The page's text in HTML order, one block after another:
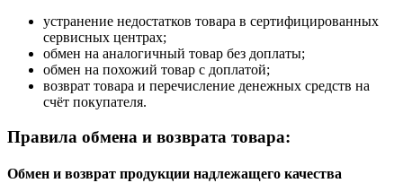
устранение недостатков товара в сертифицированных
сервисных центрах;
обмен на аналогичный товар без доплаты;
обмен на похожий товар с доплатой;
возврат товара и перечисление денежных средств на
счёт покупателя.
Правила обмена и возврата товара:
Обмен и возврат продукции надлежащего качества